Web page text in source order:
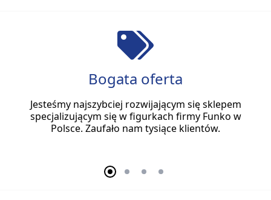
Bogata oferta
Jesteśmy najszybciej rozwijającym się sklepem
specjalizującym się w figurkach firmy Funko w
Polsce. Zaufało nam tysiące klientów.